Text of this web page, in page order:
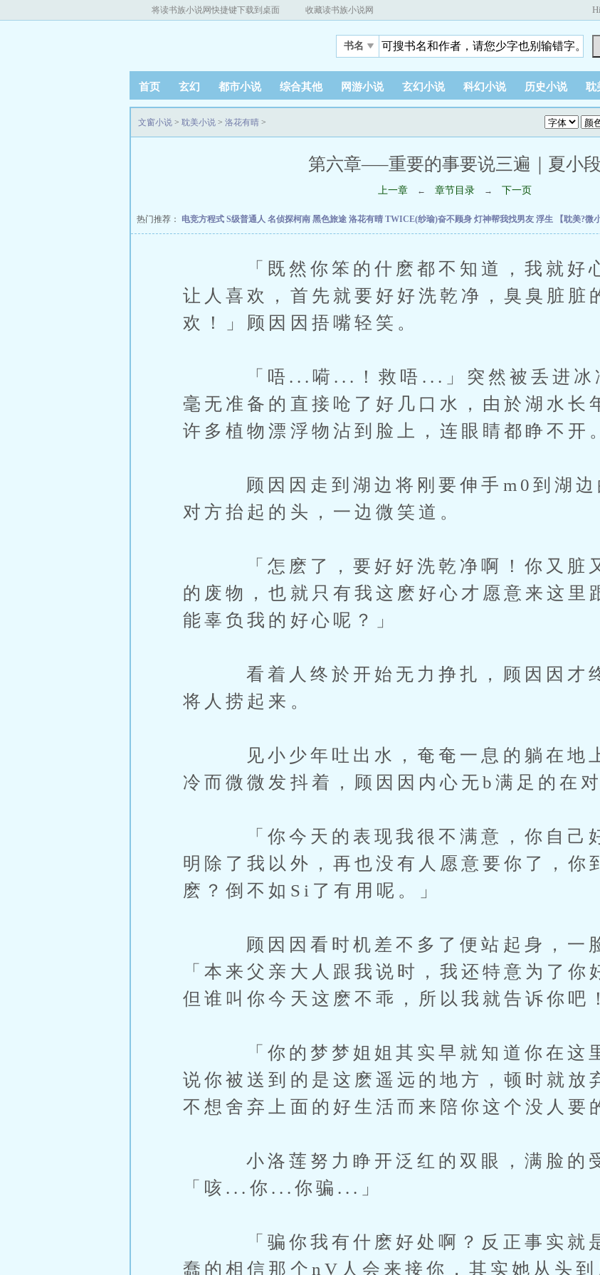
将读书族小说网快捷键下载到桌面 收藏读书族小说网
书名
首页 玄幻 都市小说 综合其他 网游小说 玄幻小说 科幻小说 历史小说 耽
文窗小说 > 耽美小说 > 洛花有晴 >
第六章—–重要的事要说三遍｜夏小
上一章 ← 章节目录 → 下一页
热门推荐： 电竞方程式 S级普通人 名侦探柯南 黑色旅途 洛花有晴 TWICE(纱瑜)奋不顾身 灯神帮我找男友 浮生 【耽美?微
「既然你笨的什麽都不知道，我就好心
让人喜欢，首先就要好好洗乾净，臭臭脏脏
欢！」顾因因捂嘴轻笑。
「唔...嗬...！救唔...」突然被丢进冰
毫无准备的直接呛了好几口水，由於湖水长
许多植物漂浮物沾到脸上，连眼睛都睁不开
顾因因走到湖边将刚要伸手m0到湖边
对方抬起的头，一边微笑道。
「怎麽了，要好好洗乾净啊！你又脏又
的废物，也就只有我这麽好心才愿意来这里
能辜负我的好心呢？」
看着人终於开始无力挣扎，顾因因才终
将人捞起来。
见小少年吐出水，奄奄一息的躺在地上
冷而微微发抖着，顾因因内心无b满足的在
「你今天的表现我很不满意，你自己好
明除了我以外，再也没有人愿意要你了，你
麽？倒不如Si了有用呢。」
顾因因看时机差不多了便站起身，一脸
「本来父亲大人跟我说时，我还特意为了你
但谁叫你今天这麽不乖，所以我就告诉你吧
「你的梦梦姐姐其实早就知道你在这里
说你被送到的是这麽遥远的地方，顿时就放
不想舍弃上面的好生活而来陪你这个没人要
小洛莲努力睁开泛红的双眼，满脸的受
「咳...你...你骗...」
「骗你我有什麽好处啊？反正事实就是
蠢的相信那个nV人会来接你，其实她从头